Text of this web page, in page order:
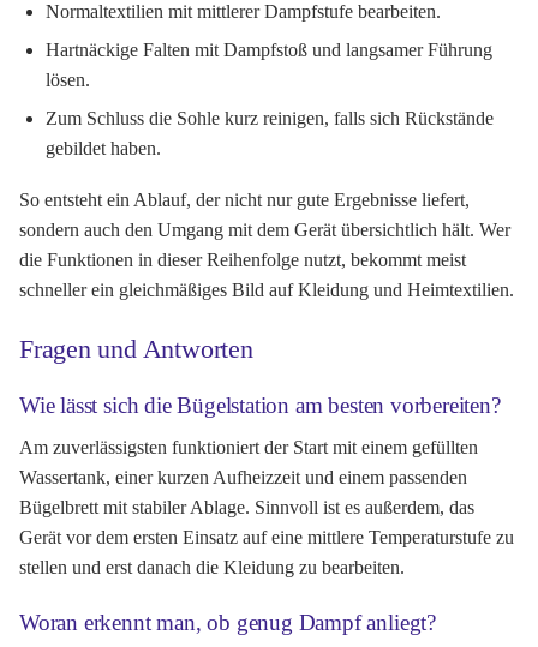
Normaltextilien mit mittlerer Dampfstufe bearbeiten.
Hartnäckige Falten mit Dampfstoß und langsamer Führung
lösen.
Zum Schluss die Sohle kurz reinigen, falls sich Rückstände
gebildet haben.
So entsteht ein Ablauf, der nicht nur gute Ergebnisse liefert,
sondern auch den Umgang mit dem Gerät übersichtlich hält. Wer
die Funktionen in dieser Reihenfolge nutzt, bekommt meist
schneller ein gleichmäßiges Bild auf Kleidung und Heimtextilien.
Fragen und Antworten
Wie lässt sich die Bügelstation am besten vorbereiten?
Am zuverlässigsten funktioniert der Start mit einem gefüllten
Wassertank, einer kurzen Aufheizzeit und einem passenden
Bügelbrett mit stabiler Ablage. Sinnvoll ist es außerdem, das
Gerät vor dem ersten Einsatz auf eine mittlere Temperaturstufe zu
stellen und erst danach die Kleidung zu bearbeiten.
Woran erkennt man, ob genug Dampf anliegt?